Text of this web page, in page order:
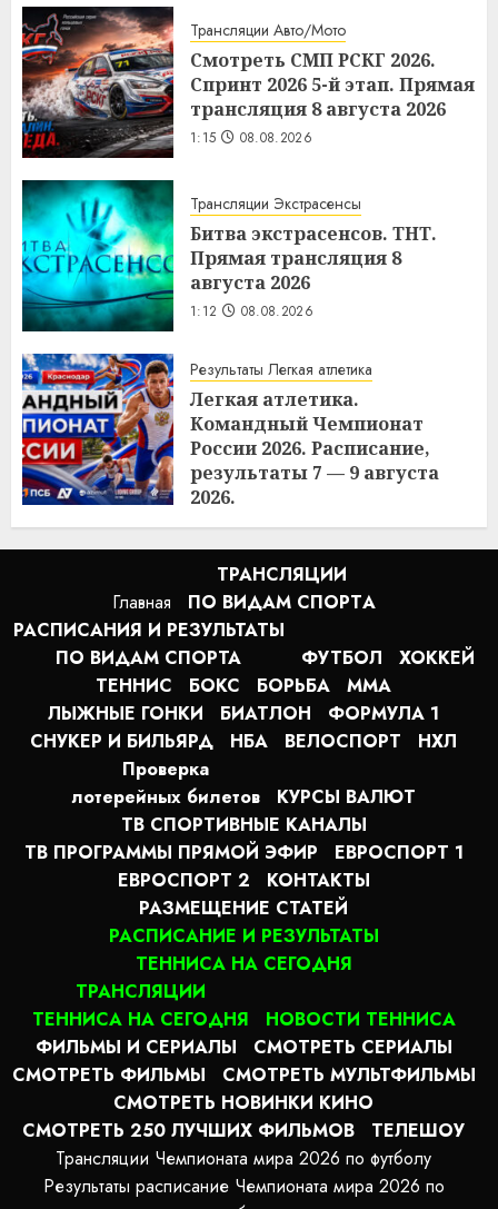
Трансляции Авто/Мото
Смотреть СМП РСКГ 2026.
Спринт 2026 5-й этап. Прямая
трансляция 8 августа 2026
1:15 08.08.2026
Трансляции Экстрасенсы
Битва экстрасенсов. ТНТ.
Прямая трансляция 8
августа 2026
1:12 08.08.2026
Результаты Легкая атлетика
Легкая атлетика.
Командный Чемпионат
России 2026. Расписание,
результаты 7 — 9 августа
2026.
0:54 08.08.2026
Главная
ТРАНСЛЯЦИИ
ПО ВИДАМ СПОРТA
РАСПИСАНИЯ И РЕЗУЛЬТАТЫ
ПО ВИДАМ СПОРТА
ФУТБОЛ
ХОККЕЙ
ТЕННИС
БОКС БОРЬБА
MMA
ЛЫЖНЫЕ ГОНКИ
БИАТЛОН
ФОРМУЛА 1
СНУКЕР И БИЛЬЯРД
НБА ВЕЛОСПОРТ
НХЛ
Проверка
лотерейных билетов
КУРСЫ ВАЛЮТ
ТВ СПОРТИВНЫЕ КАНАЛЫ
ТВ ПРОГРАММЫ ПРЯМОЙ ЭФИР
ЕВРОСПОРТ 1
ЕВРОСПОРТ 2
КОНТАКТЫ
РАЗМЕЩЕНИЕ СТАТЕЙ
РАСПИСАНИЕ И РЕЗУЛЬТАТЫ
ТЕННИСА НА СЕГОДНЯ
ТРАНСЛЯЦИИ
ТЕННИСА НА СЕГОДНЯ
НОВОСТИ ТЕННИСА
ФИЛЬМЫ И СЕРИАЛЫ
СМОТРЕТЬ СЕРИАЛЫ
СМОТРЕТЬ ФИЛЬМЫ
СМОТРЕТЬ МУЛЬТФИЛЬМЫ
СМОТРЕТЬ НОВИНКИ КИНО
СМОТРЕТЬ 250 ЛУЧШИХ ФИЛЬМОВ
ТЕЛЕШОУ
Трансляции Чемпионата мира 2026 по футболу
Результаты расписание Чемпионата мира 2026 по